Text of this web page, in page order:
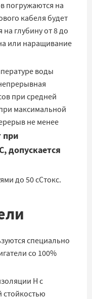
погружаются на
кабеля будет
глубину от 8 до
или наращивание
воды
при средней
максимальной
не менее
при
допускается
до 50 сСтокс.
специально
со 100%
H с